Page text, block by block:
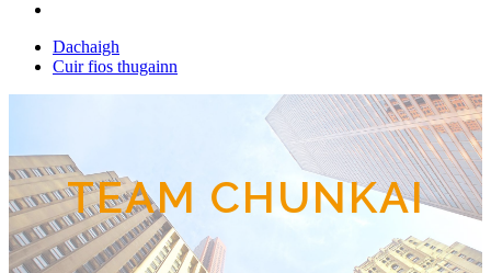
Dachaigh
Cuir fios thugainn
TEAM CHUNKAI